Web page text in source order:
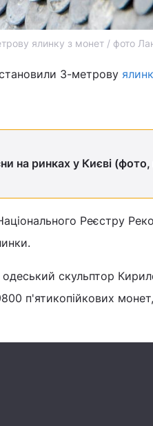
ялинку з монет / фото
3-метрову
на ринках у Києві (фото,
Реєстру
одеський скульптор
п'ятикопійкових